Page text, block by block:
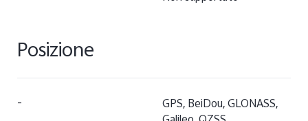
Posizione
-
GPS, BeiDou, GLONASS,